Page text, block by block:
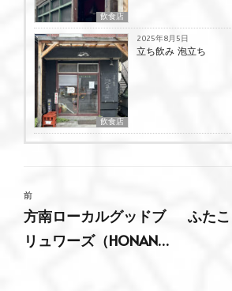
飲食店
飲食店
2025年8月5日
立ち飲み 泡立ち
前
方南ローカルグッドブ
リュワーズ（HONAN
ふた